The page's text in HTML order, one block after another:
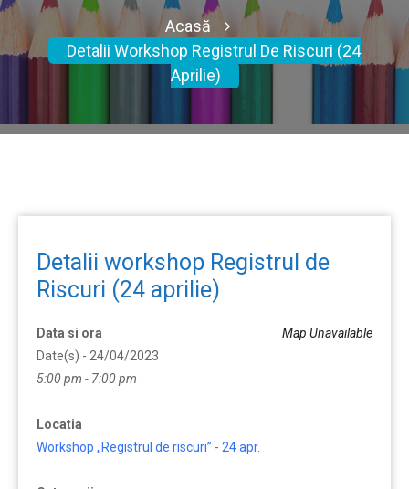
Acasă
Detalii Workshop Registrul De Riscuri (24
Aprilie)
Detalii workshop Registrul de
Riscuri (24 aprilie)
Map Unavailable
Data si ora
Date(s) - 24/04/2023
5:00 pm - 7:00 pm
Locatia
Workshop „Registrul de riscuri” - 24 apr.